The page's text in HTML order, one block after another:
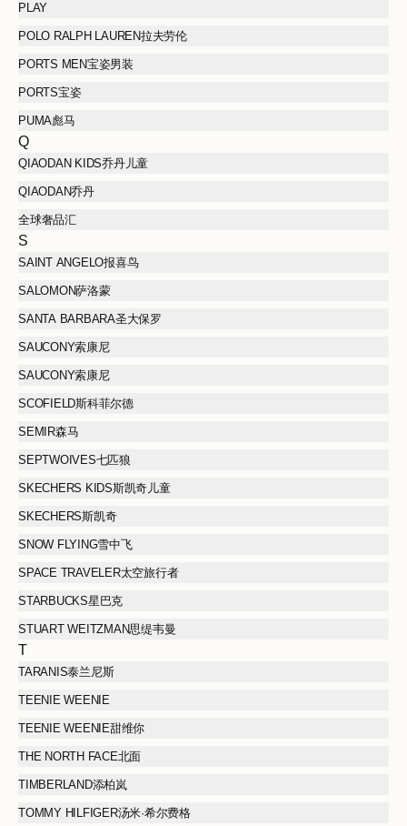
PLAY
POLO RALPH LAUREN拉夫劳伦
PORTS MEN宝姿男装
PORTS宝姿
PUMA彪马
Q
QIAODAN KIDS乔丹儿童
QIAODAN乔丹
全球奢品汇
S
SAINT ANGELO报喜鸟
SALOMON萨洛蒙
SANTA BARBARA圣大保罗
SAUCONY索康尼
SAUCONY索康尼
SCOFIELD斯科菲尔德
SEMIR森马
SEPTWOIVES七匹狼
SKECHERS KIDS斯凯奇儿童
SKECHERS斯凯奇
SNOW FLYING雪中飞
SPACE TRAVELER太空旅行者
STARBUCKS星巴克
STUART WEITZMAN思缇韦曼
T
TARANIS泰兰尼斯
TEENIE WEENIE
TEENIE WEENIE甜维你
THE NORTH FACE北面
TIMBERLAND添柏岚
TOMMY HILFIGER汤米·希尔费格